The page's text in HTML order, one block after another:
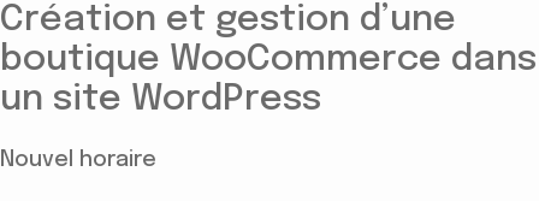
Création et gestion d’une
boutique WooCommerce dans
un site WordPress
Nouvel horaire